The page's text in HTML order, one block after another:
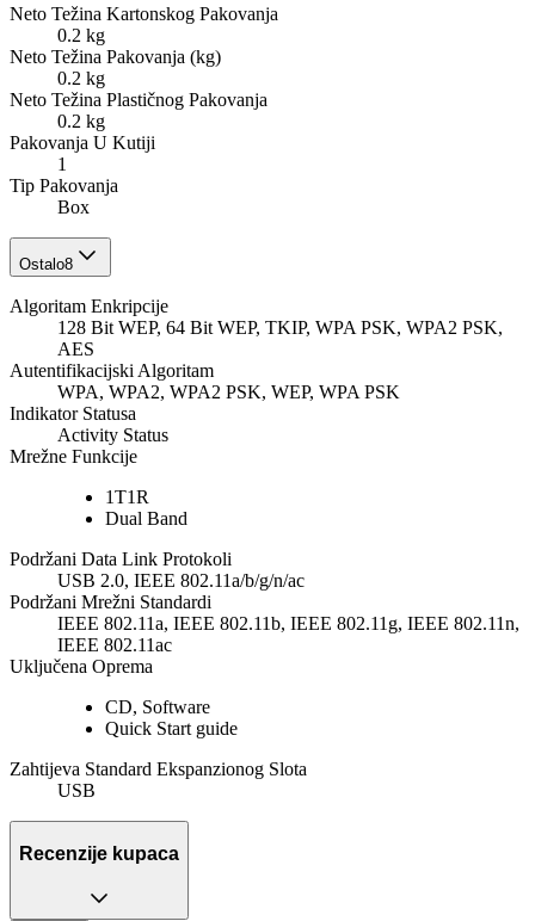
Neto Težina Kartonskog Pakovanja
0.2 kg
Neto Težina Pakovanja (kg)
0.2 kg
Neto Težina Plastičnog Pakovanja
0.2 kg
Pakovanja U Kutiji
1
Tip Pakovanja
Box
Ostalo8
Algoritam Enkripcije
128 Bit WEP, 64 Bit WEP, TKIP, WPA PSK, WPA2 PSK,
AES
Autentifikacijski Algoritam
WPA, WPA2, WPA2 PSK, WEP, WPA PSK
Indikator Statusa
Activity Status
Mrežne Funkcije
1T1R
Dual Band
Podržani Data Link Protokoli
USB 2.0, IEEE 802.11a/b/g/n/ac
Podržani Mrežni Standardi
IEEE 802.11a, IEEE 802.11b, IEEE 802.11g, IEEE 802.11n,
IEEE 802.11ac
Uključena Oprema
CD, Software
Quick Start guide
Zahtijeva Standard Ekspanzionog Slota
USB
Recenzije kupaca